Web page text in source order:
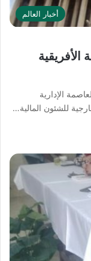
أخبار العالم
الإدارية
للشئون المالية…